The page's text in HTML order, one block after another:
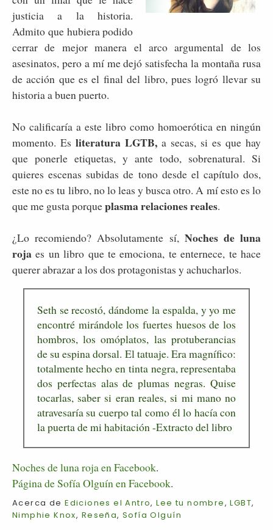
justicia a la historia.
Admito que hubiera podido
cerrar de mejor manera el arco argumental de los
asesinatos, pero a mí me dejó satisfecha la montaña rusa
de acción que es el final del libro, pues logró llevar su
historia a buen puerto.
No calificaría a este libro como homoerótica en ningún
momento. Es literatura LGTB, a secas, si es que hay
que ponerle etiquetas, y ante todo, sobrenatural. Si
quieres escenas subidas de tono desde el capítulo dos,
este no es tu libro, no lo leas y busca otro. A mí esto es lo
que me gusta porqueplasma relaciones reales.
¿Lo recomiendo? Absolutamente sí, Noches de luna
roja es un libro que te emociona, te enternece, te hace
querer abrazar a los dos protagonistas y achucharlos.
Seth se recostó, dándome la espalda, y yo me
encontré mirándole los fuertes huesos de los
hombros, los omóplatos, las protuberancias
de su espina dorsal. El tatuaje. Era magnífico:
totalmente hecho en tinta negra, representaba
dos perfectas alas de plumas negras. Quise
tocarlas, saber si eran reales, si mi mano no
atravesaría su cuerpo tal como él lo hacía con
la puerta de mi habitación -Extracto del libro
Noches de luna roja en Facebook.
Página de Sofía Olguín en Facebook.
Acerca deEdiciones el Antro,Lee tu nombre,LGBT,
Nimphie Knox, Reseña,Sofía Olguín